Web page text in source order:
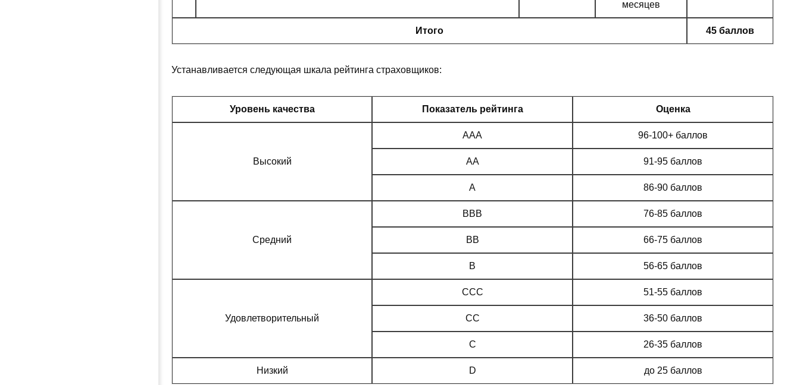
месяцев
Итого 45 баллов
Устанавливается следующая шкала рейтинга страховщиков:
Уровень качества Показатель рейтинга Оценка
Высокий
AAA 96-100+ баллов
AA 91-95 баллов
A 86-90 баллов
Средний
BBB 76-85 баллов
BB 66-75 баллов
B 56-65 баллов
Удовлетворительный
CCC 51-55 баллов
CC 36-50 баллов
C 26-35 баллов
Низкий D до 25 баллов